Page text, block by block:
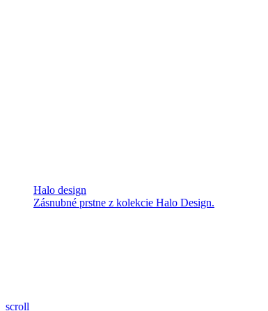
Halo design
Zásnubné prstne z kolekcie Halo Design.
scroll